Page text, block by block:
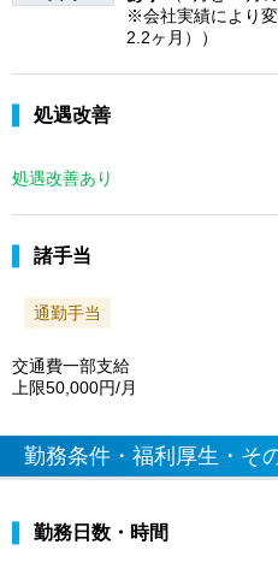
※会社実績により
2.2ヶ月））
処遇改善
処遇改善あり
諸手当
通勤手当
交通費一部支給
上限50,000円/月
勤務条件・福利厚生・そ
勤務日数・時間